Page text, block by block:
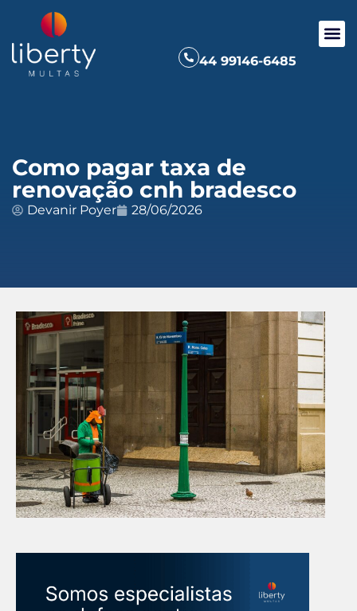
44 99146-6485
Como pagar taxa de
renovação cnh bradesco
Devanir Poyer 28/06/2026